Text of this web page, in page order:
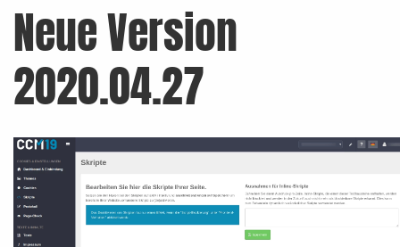
Neue Version
2020.04.27